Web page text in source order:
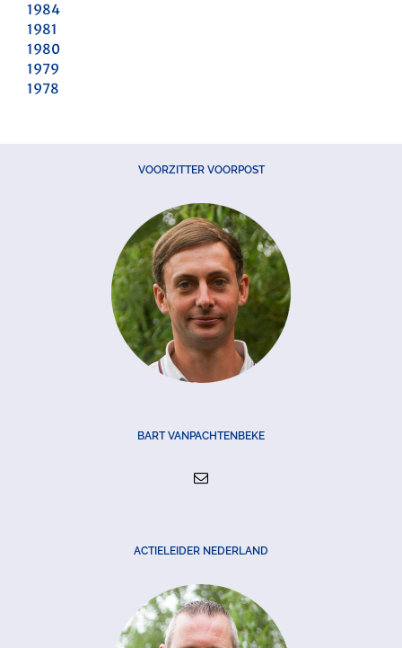
1984
1981
1980
1979
1978
VOORZITTER VOORPOST
BART VANPACHTENBEKE
ACTIELEIDER NEDERLAND